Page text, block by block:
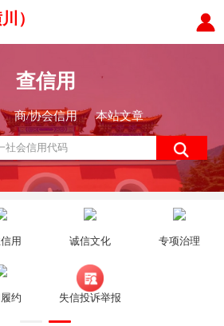
）
查信用
商/协会信用 本站文章
用 诚信文化 专项治理
约 失信投诉举报